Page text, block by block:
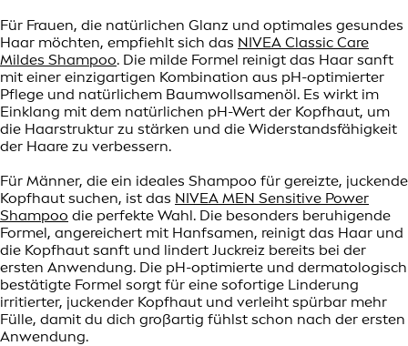
Für Frauen, die natürlichen Glanz und optimales gesundes
Haar möchten, empfiehlt sich das NIVEA Classic Care
Mildes Shampoo. Die milde Formel reinigt das Haar sanft
mit einer einzigartigen Kombination aus pH-optimierter
Pflege und natürlichem Baumwollsamenöl. Es wirkt im
Einklang mit dem natürlichen pH-Wert der Kopfhaut, um
die Haarstruktur zu stärken und die Widerstandsfähigkeit
der Haare zu verbessern.
Für Männer, die ein ideales Shampoo für gereizte, juckende
Kopfhaut suchen, ist das NIVEA MEN Sensitive Power
Shampoo die perfekte Wahl. Die besonders beruhigende
Formel, angereichert mit Hanfsamen, reinigt das Haar und
die Kopfhaut sanft und lindert Juckreiz bereits bei der
ersten Anwendung. Die pH-optimierte und dermatologisch
bestätigte Formel sorgt für eine sofortige Linderung
irritierter, juckender Kopfhaut und verleiht spürbar mehr
Fülle, damit du dich großartig fühlst schon nach der ersten
Anwendung.